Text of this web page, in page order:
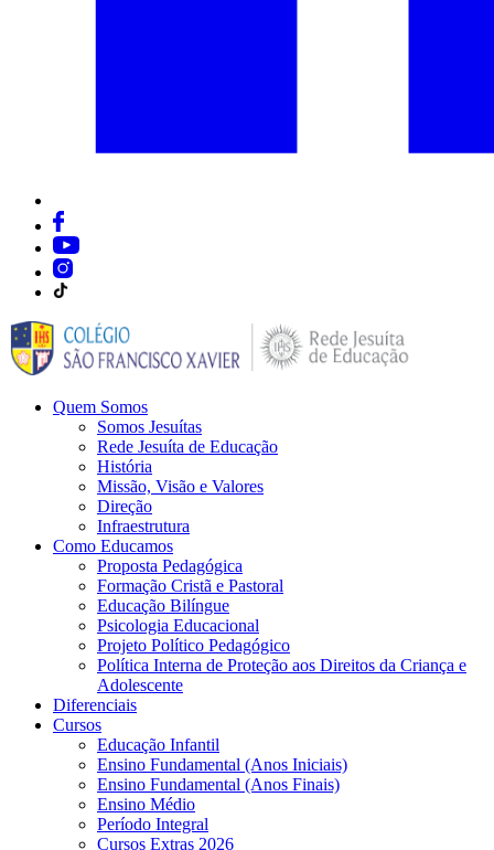
Quem Somos
Somos Jesuítas
Rede Jesuíta de Educação
História
Missão, Visão e Valores
Direção
Infraestrutura
Como Educamos
Proposta Pedagógica
Formação Cristã e Pastoral
Educação Bilíngue
Psicologia Educacional
Projeto Político Pedagógico
Política Interna de Proteção aos Direitos da Criança e
Adolescente
Diferenciais
Cursos
Educação Infantil
Ensino Fundamental (Anos Iniciais)
Ensino Fundamental (Anos Finais)
Ensino Médio
Período Integral
Cursos Extras 2026